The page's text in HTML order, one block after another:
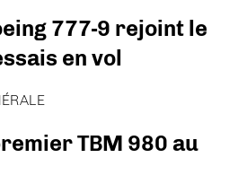
777-9 rejoint le
en vol
TBM 980 au